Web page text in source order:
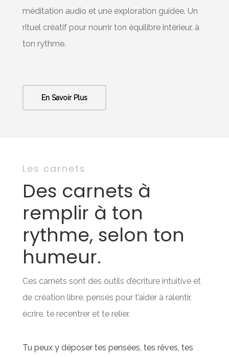
méditation audio et une exploration guidée. Un
rituel créatif pour nourrir ton équilibre intérieur, à
ton rythme.
En Savoir Plus
Les carnets
Des carnets à
remplir à ton
rythme, selon ton
humeur.
Ces carnets sont des outils d’écriture intuitive et
de création libre, pensés pour t’aider à ralentir,
écrire, te recentrer et te relier.
Tu peux y déposer tes pensées, tes rêves, tes